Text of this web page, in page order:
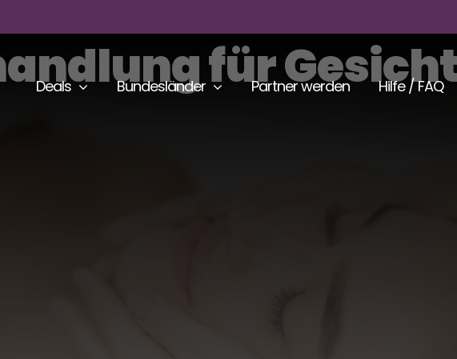
Deals Bundesländer Partner werden Hilfe / FAQ
für